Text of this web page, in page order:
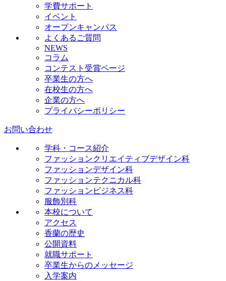
学費サポート
イベント
オープンキャンパス
よくあるご質問
NEWS
コラム
コンテスト受賞ページ
卒業生の方へ
在校生の方へ
企業の方へ
プライバシーポリシー
お問い合わせ
学科・コース紹介
ファッションクリエイティブデザイン科
ファッションデザイン科
ファッションテクニカル科
ファッションビジネス科
服飾別科
本校について
アクセス
香蘭の歴史
公開資料
就職サポート
卒業生からのメッセージ
入学案内